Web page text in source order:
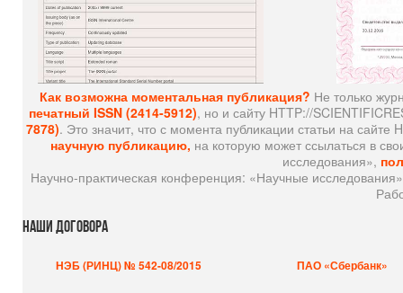
Как возможна моментальная публикация? Не только
печатный ISSN (2414-5912), но и сайту HTTP://
7878). Это значит, что с момента публикации статьи на
научную публикацию, на которую может ссылаться в
исследования»,
Научно-практическая конференция: «Научные
Наши договора
НЭБ (РИНЦ) № 542-08/2015 ПАО «Сбербанк»